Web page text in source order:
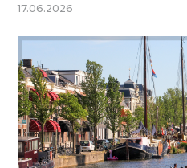
17.06.2026